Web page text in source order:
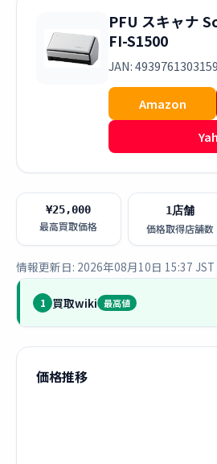
PFU スキャナ
FI-S1500
JAN: 4939761303159
Amazon
¥25,000
最高買取価格
1店舗
価格取得店舗数
情報更新日: 2026年08月10日 15:37 JST
1 買取wiki 最高値
価格推移